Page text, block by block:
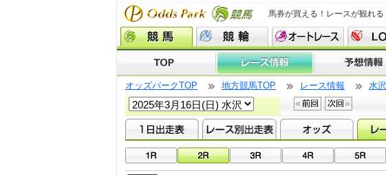
馬券が買える！レースが観れ
オッズパークTOP 地方競馬TOP レース情報 水